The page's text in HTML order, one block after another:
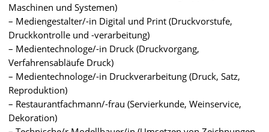
Maschinen und Systemen)
– Mediengestalter/-in Digital und Print (Druckvorstufe,
Druckkontrolle und -verarbeitung)
– Medientechnologe/-in Druck (Druckvorgang,
Verfahrensabläufe Druck)
– Medientechnologe/-in Druckverarbeitung (Druck, Satz,
Reproduktion)
– Restaurantfachmann/-frau (Servierkunde, Weinservice,
Dekoration)